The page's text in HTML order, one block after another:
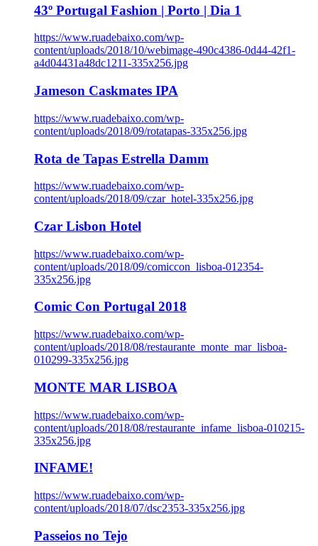
43º Portugal Fashion | Porto | Dia 1
https://www.ruadebaixo.com/wp-
content/uploads/2018/10/webimage-490c4386-0d44-42f1-
a4d04431a48dc1211-335x256.jpg
Jameson Caskmates IPA
https://www.ruadebaixo.com/wp-
content/uploads/2018/09/rotatapas-335x256.jpg
Rota de Tapas Estrella Damm
https://www.ruadebaixo.com/wp-
content/uploads/2018/09/czar_hotel-335x256.jpg
Czar Lisbon Hotel
https://www.ruadebaixo.com/wp-
content/uploads/2018/09/comiccon_lisboa-012354-
335x256.jpg
Comic Con Portugal 2018
https://www.ruadebaixo.com/wp-
content/uploads/2018/08/restaurante_monte_mar_lisboa-
010299-335x256.jpg
MONTE MAR LISBOA
https://www.ruadebaixo.com/wp-
content/uploads/2018/08/restaurante_infame_lisboa-010215-
335x256.jpg
INFAME!
https://www.ruadebaixo.com/wp-
content/uploads/2018/07/dsc2353-335x256.jpg
Passeios no Tejo